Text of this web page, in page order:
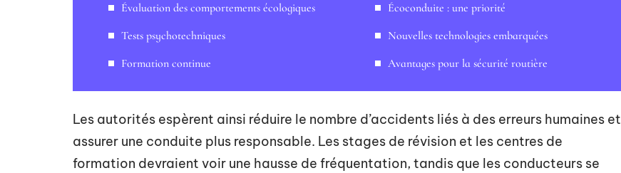
Évaluation des comportements écologiques
Tests psychotechniques
Formation continue
Écoconduite : une priorité
Nouvelles technologies embarquées
Avantages pour la sécurité routière
Les autorités espèrent ainsi réduire le nombre d’accidents liés à des erreurs humaines et
assurer une conduite plus responsable. Les stages de révision et les centres de
formation devraient voir une hausse de fréquentation, tandis que les conducteurs se